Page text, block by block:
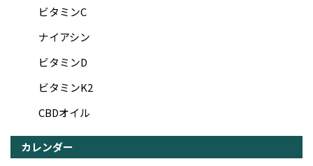
ビタミンC
ナイアシン
ビタミンD
ビタミンK2
CBDオイル
カレンダー